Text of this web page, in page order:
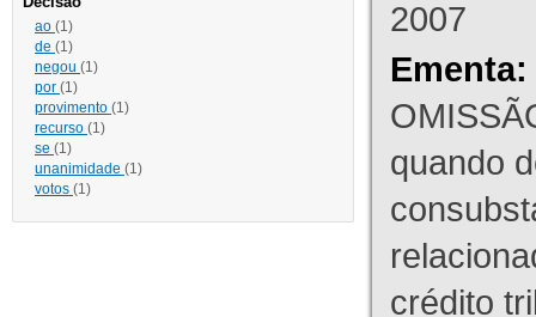
ao (1)
de (1)
negou (1)
por (1)
provimento (1)
recurso (1)
se (1)
unanimidade (1)
votos (1)
2007
Ementa:
quando
crédito